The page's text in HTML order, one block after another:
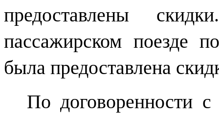
предоставлены
пассажирском поезде
была предоставлена
По договоренности